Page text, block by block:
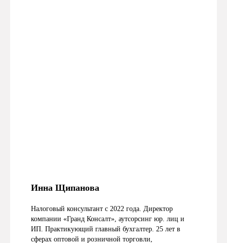
Инна Щипанова
Налоговый консультант с 2022 года. Директор
компании «Гранд Консалт», аутсорсинг юр. лиц и
ИП. Практикующий главный бухгалтер. 25 лет в
сферах оптовой и розничной торговли,